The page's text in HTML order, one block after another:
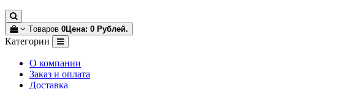
Tоваров 0Цена: 0 Рублей.
Категории
О компании
Заказ и оплата
Доставка